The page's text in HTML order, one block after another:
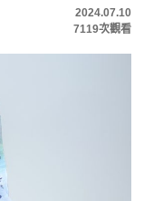
2024.07.10
7119次觀看